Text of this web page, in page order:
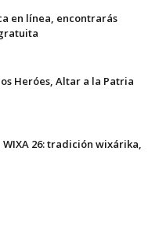
en línea, encontrarás
Heróes, Altar a la Patria
26: tradición wixárika,